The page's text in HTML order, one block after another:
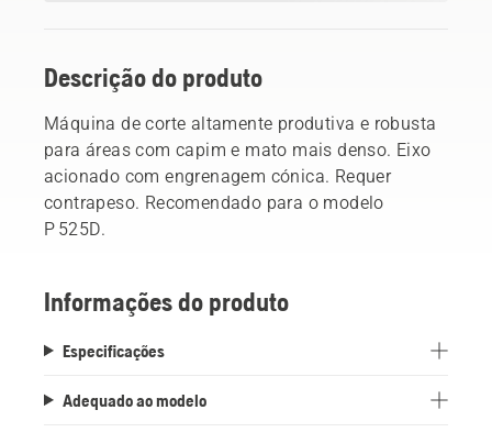
Descrição do produto
Máquina de corte altamente produtiva e robusta
para áreas com capim e mato mais denso. Eixo
acionado com engrenagem cónica. Requer
contrapeso. Recomendado para o modelo
P 525D.
Informações do produto
Especificações
Adequado ao modelo